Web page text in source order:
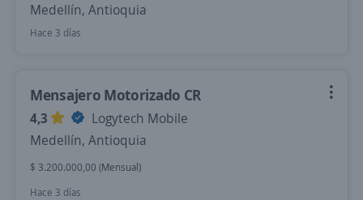
Medellín, Antioquia
Hace 3 días
Mensajero Motorizado CR
4,3
Logytech Mobile
Medellín, Antioquia
$ 3.200.000,00 (Mensual)
Hace 3 días